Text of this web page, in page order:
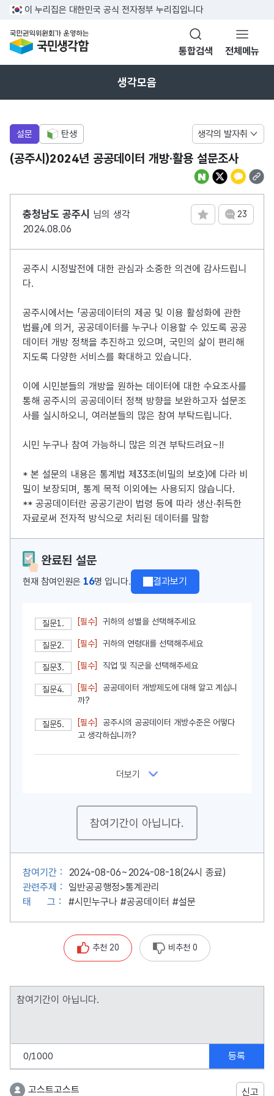
반복영역 건너뛰기
이 누리집은 대한민국 공식 전자정부 누리집입니다
국민권익위원회가 운영하는 국민생각함
통합검색
열기
전체메뉴
생각모음
생각의 발자취
설문 탄생
(공주시)2024년 공공데이터 개방·활용 설문조사
충청남도 공주시 님의 생각
2024.08.06
댓글 수
23
공주시 시정발전에 대한 관심과 소중한 의견에 감사드립니
다.
공주시에서는 「공공데이터의 제공 및 이용 활성화에 관한
법률」에 의거, 공공데이터를 누구나 이용할 수 있도록 공공
데이터 개방 정책을 추진하고 있으며, 국민의 삶이 편리해
지도록 다양한 서비스를 확대하고 있습니다.
이에 시민분들의 개방을 원하는 데이터에 대한 수요조사를
통해 공주시의 공공데이터 정책 방향을 보완하고자 설문조
사를 실시하오니, 여러분들의 많은 참여 부탁드립니다.
시민 누구나 참여 가능하니 많은 의견 부탁드려요~!!
* 본 설문의 내용은 통계법 제33조(비밀의 보호)에 다라 비
밀이 보장되며, 통계 목적 이외에는 사용되지 않습니다.
** 공공데이터란 공공기관이 법령 등에 따라 생산·취득한
자료로써 전자적 방식으로 처리된 데이터를 말함
완료된 설문
현재 참여인원은 16명 입니다. 결과보기
질문1. [필수] 귀하의 성별을 선택해주세요
질문2. [필수] 귀하의 연령대를 선택해주세요
질문3. [필수] 직업 및 직군을 선택해주세요
질문4. [필수]
공공데이터 개방제도에 대해 알고 계십니
까?
질문5. [필수]
공주시의 공공데이터 개방수준은 어떻다
고 생각하십니까?
더보기
참여기간이 아닙니다.
참여기간 :
2024-08-06~2024-08-18(24시 종료)
관련주제 :
일반공공행정>통계관리
태
그 : #시민누구나 #공공데이터 #설문
추천 20 비추천 0
0/1000 등록
고스트고스트 신고